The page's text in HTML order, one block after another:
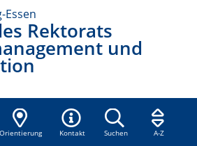
Rektorats
und
Orientierung Kontakt Suchen A-Z